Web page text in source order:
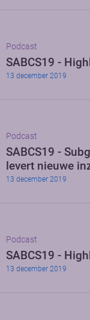
Podcast
SABCS19 -
13 december 2019
Podcast
SABCS19 -
levert nieuwe
13 december 2019
Podcast
SABCS19 -
13 december 2019